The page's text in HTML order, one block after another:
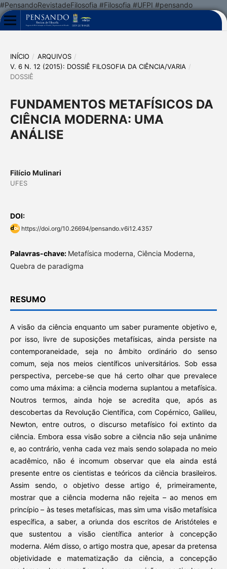
#PensandoRevistadeFilosofia #Filosofia #UFPI #pensando
INÍCIO / ARQUIVOS /
V. 6 N. 12 (2015): DOSSIÊ FILOSOFIA DA CIÊNCIA/VARIA /
DOSSIÊ
FUNDAMENTOS METAFÍSICOS DA
CIÊNCIA MODERNA: UMA
ANÁLISE
Filício Mulinari
UFES
DOI:
https://doi.org/10.26694/pensando.v6i12.4357
Palavras-chave: Metafísica moderna, Ciência Moderna,
Quebra de paradigma
RESUMO
A visão da ciência enquanto um saber puramente objetivo e,
por isso, livre de suposições metafísicas, ainda persiste na
contemporaneidade, seja no âmbito ordinário do senso
comum, seja nos meios científicos universitários. Sob essa
perspectiva, percebe-se que há certo olhar que prevalece
como uma máxima: a ciência moderna suplantou a metafísica.
Noutros termos, ainda hoje se acredita que, após as
descobertas da Revolução Científica, com Copérnico, Galileu,
Newton, entre outros, o discurso metafísico foi extinto da
ciência. Embora essa visão sobre a ciência não seja unânime
e, ao contrário, venha cada vez mais sendo solapada no meio
acadêmico, não é incomum observar que ela ainda está
presente entre os cientistas e teóricos da ciência brasileiros.
Assim sendo, o objetivo desse artigo é, primeiramente,
mostrar que a ciência moderna não rejeita – ao menos em
princípio – às teses metafísicas, mas sim uma visão metafísica
específica, a saber, a oriunda dos escritos de Aristóteles e
que sustentou a visão científica anterior à concepção
moderna. Além disso, o artigo mostra que, apesar da pretensa
objetividade e matematização da ciência, a concepção